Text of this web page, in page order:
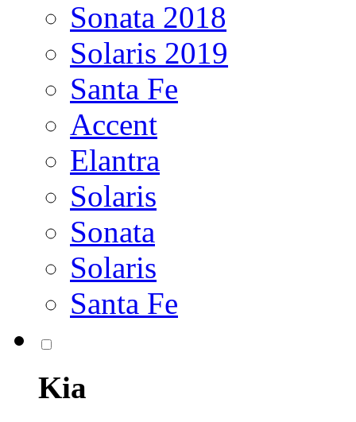
Sonata 2018
Solaris 2019
Santa Fe
Accent
Elantra
Solaris
Sonata
Solaris
Santa Fe
Kia